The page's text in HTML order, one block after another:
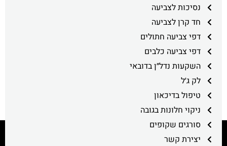
נסיכות לצביעה
חד קרן לצביעה
דפי צביעה חתולים
דפי צביעה כלבים
השקעות נדל״ן בדובאי
לק ג׳ל
טיפול בדיכאון
ניקוי חלונות בגובה
סורגים שקופים
יצירת קשר